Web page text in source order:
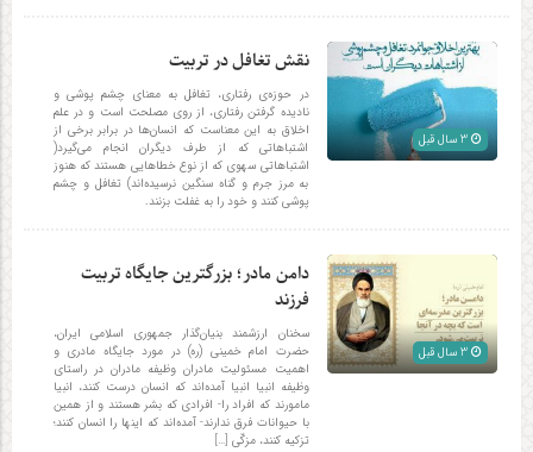
نقش تغافل در تربیت
در حوزه‌ی رفتاری، تغافل به معنای چشم پوشی و
نادیده گرفتن رفتاری، از روی مصلحت است و در علم
اخلاق به این معناست که انسان‌ها در برابر برخی از
اشتباهاتی که از طرف دیگران انجام می‌گیرد(
اشتباهاتی سهوی که از نوع خطاهایی هستند که هنوز
به مرز جرم و گناه سنگین نرسیده‌اند) تغافل و چشم
پوشی کنند و خود را به غفلت بزنند.
دامن مادر؛ بزرگترین جایگاه تربیت
فرزند
سخنان ارزشمند بنیان‌گذار جمهوری اسلامی ایران،
حضرت امام خمینی (ره) در مورد جایگاه مادری و
اهمیت مسئولیت مادران وظیفه مادران در راستای
وظیفه انبیا انبیا آمده‌اند که انسان درست کنند، انبیا
مامورند که افراد را- افرادی که بشر هستند و از همین
با حیوانات فرق ندارند- آمده‌اند که اینها را انسان کنند؛
تزکیه کنند، مزکّی‌ […]